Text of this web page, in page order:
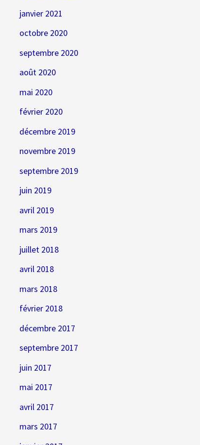
janvier 2021
octobre 2020
septembre 2020
août 2020
mai 2020
février 2020
décembre 2019
novembre 2019
septembre 2019
juin 2019
avril 2019
mars 2019
juillet 2018
avril 2018
mars 2018
février 2018
décembre 2017
septembre 2017
juin 2017
mai 2017
avril 2017
mars 2017